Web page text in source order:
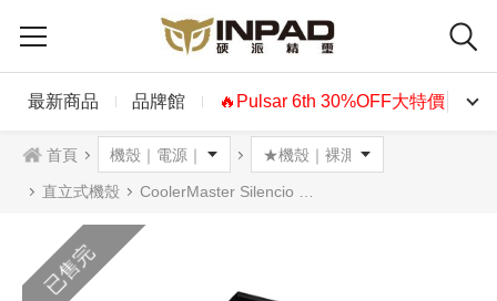
最新商品 品牌館 🔥Pulsar 6th 30%OFF大特價🔥
首頁
直立式機殼 CoolerMaster Silencio 652S 電腦機殼 黑
已售完